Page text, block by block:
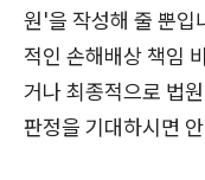
원'을 작성해 줄 뿐
적인 손해배상 책임
거나 최종적으로 법
판정을 기대하시면